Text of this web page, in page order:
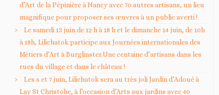
d’Art de la Pépinière à Nancy avec 70 autres artisans, un lieu
magnifique pour proposer ses œuvres à un public averti !
Le samedi 13 juin de 12 h à 18 h et le dimanche 14 juin, de 10h
à 18h, Lilichatok participe aux Journées internationales des
Métiers d’Art à Burglinster.Une centaine d’artisans dans les
rues du village et dans le château !
Les 6 et 7 juin, Lilichatok sera au très joli Jardin d’Adoué à
Lay St Christohe, à l’occasion d’Arts aux jardins avec 40